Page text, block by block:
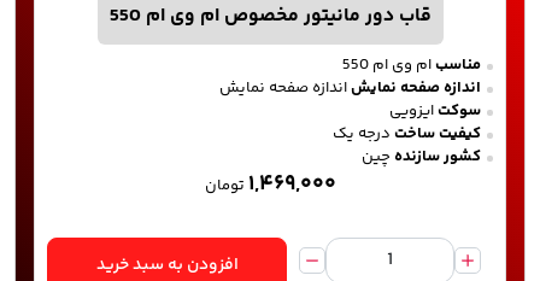
قاب دور مانیتور مخصوص ام وی ام 550
مناسبام وی ام 550
اندازه صفحه نمایشاندازه صفحه نمایش
سوکتایزویی
کیفیت ساخت درجه یک
کشور سازنده چین
۱,۴۶۹,۰۰۰ تومان
افزودن به سبد خرید